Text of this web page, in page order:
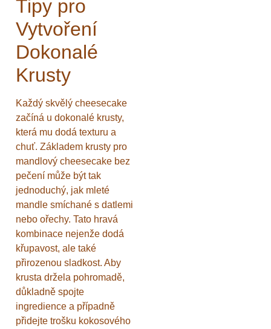
Tipy pro
Vytvoření
Dokonalé
Krusty
Každý skvělý cheesecake
začíná u dokonalé krusty,
která mu dodá texturu a
chuť. Základem krusty pro
mandlový cheesecake bez
pečení může být tak
jednoduchý, jak mleté
mandle smíchané s datlemi
nebo ořechy. Tato hravá
kombinace nejenže dodá
křupavost, ale také
přirozenou sladkost. Aby
krusta držela pohromadě,
důkladně spojte
ingredience a případně
přidejte trošku kokosového